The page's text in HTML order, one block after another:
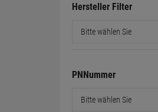
Hersteller Filter
PNNummer